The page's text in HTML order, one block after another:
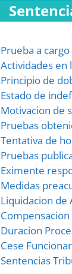
Prueba a
Actividades en
Principio de
Estado de
Motivacion de
Pruebas
Tentativa de
Pruebas
Eximente
Medidas
Liquidacion de
Duracion
Cese
Sentencias